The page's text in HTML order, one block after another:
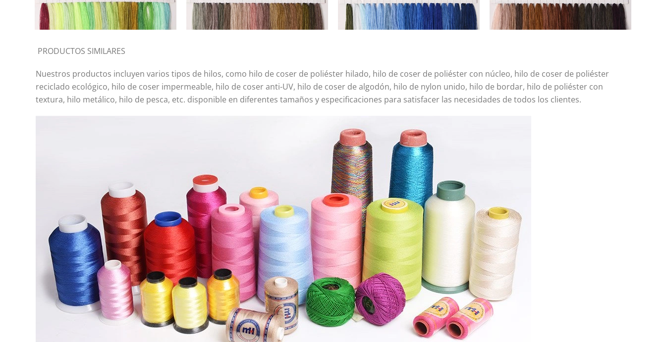
PRODUCTOS SIMILARES
Nuestros productos incluyen varios tipos de hilos, como hilo de coser de poliéster hilado, hilo de coser de poliéster con núcleo, hilo de coser de poliéster
reciclado ecológico, hilo de coser impermeable, hilo de coser anti-UV, hilo de coser de algodón, hilo de nylon unido, hilo de bordar, hilo de poliéster con
textura, hilo metálico, hilo de pesca, etc. disponible en diferentes tamaños y especificaciones para satisfacer las necesidades de todos los clientes.